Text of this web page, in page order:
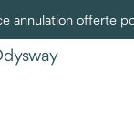
annulation offerte